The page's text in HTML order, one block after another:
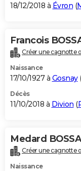
18/12/2018 à Évron (
Francois
Créer une cagnotte
Naissance
17/10/1927 à Gosnay
Décès
11/10/2018 à Divion (
Medard
Créer une cagnotte
Naissance